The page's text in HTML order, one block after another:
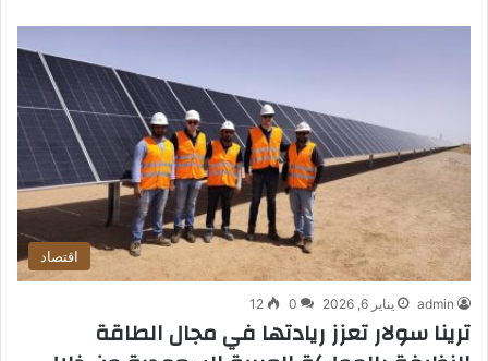
اقتصاد
admin يناير 6, 2026 0
12
ترينا سولار تعزز ريادتها في مجال الطاقة